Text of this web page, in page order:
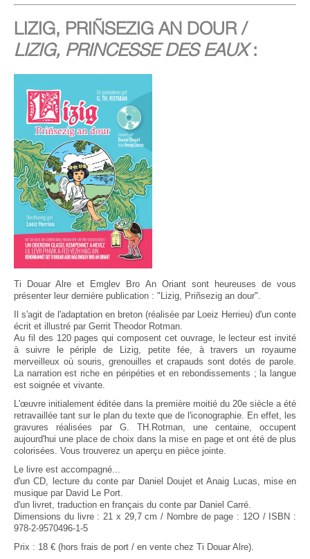
LIZIG, PRIÑSEZIG AN DOUR /
LIZIG, PRINCESSE DES EAUX:
Ti Douar Alre et Emglev Bro An Oriant sont heureuses de vous
présenter leur dernière publication : "Lizig, Priñsezig an dour".
Il s'agit de l'adaptation en breton (réalisée par Loeiz Herrieu) d'un conte
écrit et illustré par Gerrit Theodor Rotman.
Au fil des 120 pages qui composent cet ouvrage, le lecteur est invité
à suivre le périple de Lizig, petite fée, à travers un royaume
merveilleux où souris, grenouilles et crapauds sont dotés de parole.
La narration est riche en péripéties et en rebondissements ; la langue
est soignée et vivante.
L'œuvre initialement éditée dans la première moitié du 20e siècle a été
retravaillée tant sur le plan du texte que de l'iconographie. En effet, les
gravures réalisées par G. TH.Rotman, une centaine, occupent
aujourd'hui une place de choix dans la mise en page et ont été de plus
colorisées. Vous trouverez un aperçu en pièce jointe.
Le livre est accompagné...
d'un CD, lecture du conte par Daniel Doujet et Anaig Lucas, mise en
musique par David Le Port.
d'un livret, traduction en français du conte par Daniel Carré.
Dimensions du livre : 21 x 29,7 cm / Nombre de page : 12O / ISBN :
978-2-9570496-1-5
Prix : 18 € (hors frais de port / en vente chez Ti Douar Alre).